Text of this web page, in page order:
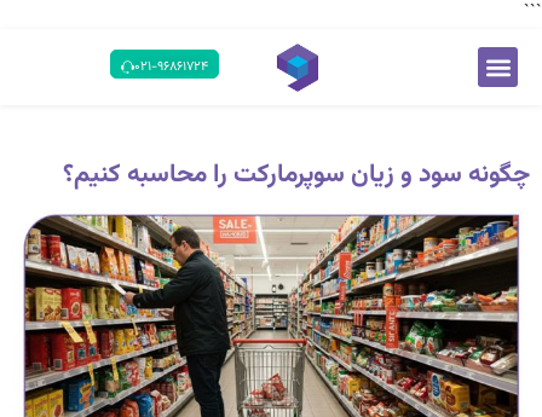
```
۰۲۱-۹۶۸۶۱۷۲۴
چگونه سود و زیان سوپرمارکت را محاسبه کنیم؟